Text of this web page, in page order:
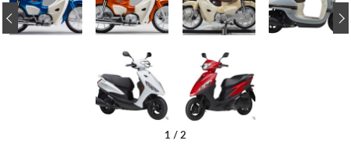
1 / 2
‹